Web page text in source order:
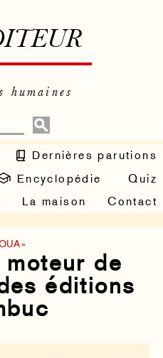
humaines
Dernières parutions
Encyclopédie
Quiz
La maison Contact
»
de
éditions